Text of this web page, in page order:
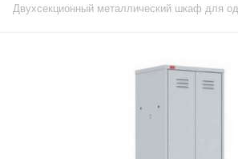
Двухсекционный металлический шкаф для